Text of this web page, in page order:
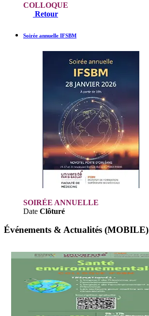
COLLOQUE
Retour
Soirée annuelle IFSBM
SOIRÉE ANNUELLE
Date Clôturé
Événements & Actualités (MOBILE)